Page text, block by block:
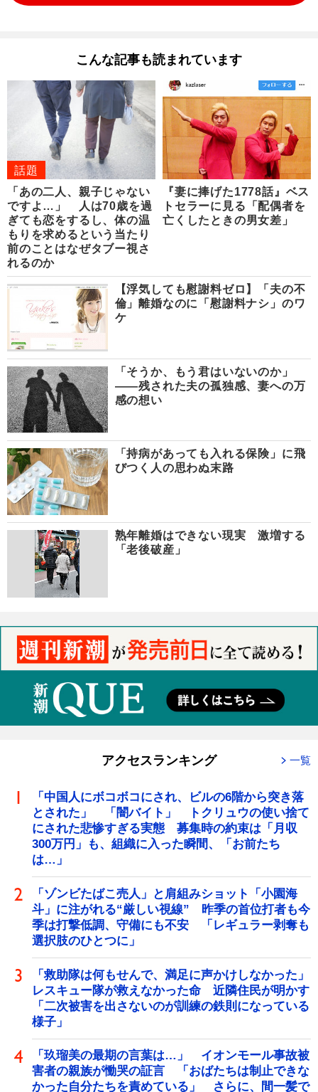
こんな記事も読まれています
話題
「あの二人、親子じゃない
ですよ…」 人は70歳を過
ぎても恋をするし、体の温
もりを求めるという当たり
前のことはなぜタブー視さ
れるのか
『妻に捧げた1778話』ベス
トセラーに見る「配偶者を
亡くしたときの男女差」
【浮気しても慰謝料ゼロ】「夫の不
倫」離婚なのに「慰謝料ナシ」のワ
ケ
「そうか、もう君はいないのか」
――残された夫の孤独感、妻への万
感の想い
「持病があっても入れる保険」に飛
びつく人の思わぬ末路
熟年離婚はできない現実 激増する
「老後破産」
アクセスランキング 一覧
「中国人にボコボコにされ、ビルの6階から突き落
とされた」 「闇バイト」 トクリュウの使い捨て
にされた悲惨すぎる実態 募集時の約束は「月収
300万円」も、組織に入った瞬間、「お前たち
は…」
「ゾンビたばこ売人」と肩組みショット「小園海
斗」に注がれる“厳しい視線” 昨季の首位打者も今
季は打撃低調、守備にも不安 「レギュラー剥奪も
選択肢のひとつに」
「救助隊は何もせんで、満足に声かけしなかった」
レスキュー隊が救えなかった命 近隣住民が明かす
「二次被害を出さないのが訓練の鉄則になっている
様子」
「玖瑠美の最期の言葉は…」 イオンモール事故被
害者の親族が慟哭の証言 「おばたちは制止できな
かった自分たちを責めている」 さらに、間一髪で